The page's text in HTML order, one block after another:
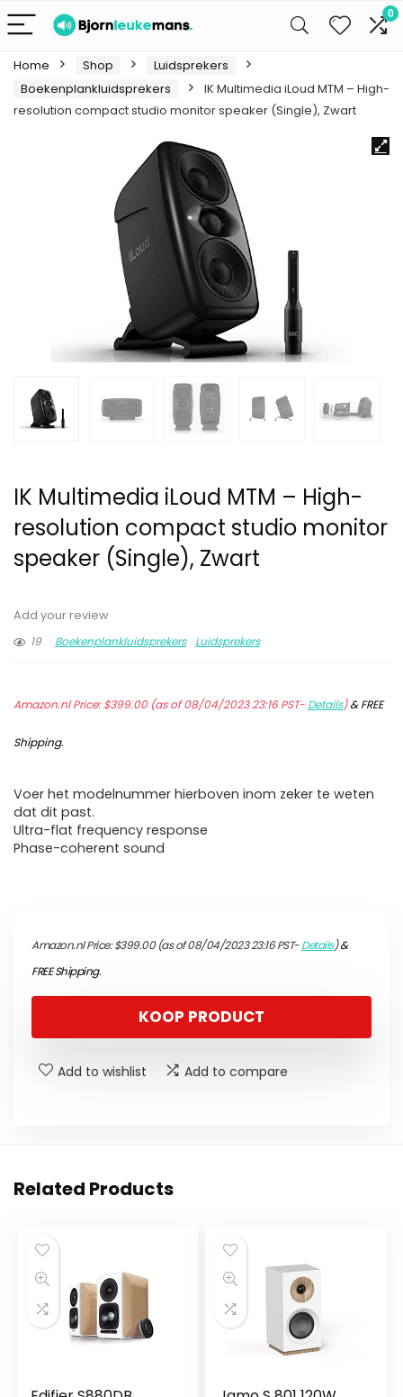
0
Home Shop
Luidsprekers
Boekenplankluidsprekers
IK Multimedia iLoud MTM – High-
resolution compact studio monitor speaker (Single), Zwart
IK Multimedia iLoud MTM – High-
resolution compact studio monitor
speaker (Single), Zwart
Add your review
19
Boekenplankluidsprekers Luidsprekers
Amazon.nl Price:$399.00(as of 08/04/2023 23:16 PST- Details)&FREE
Shipping.
Voer het modelnummer hierboven inom zeker te weten
dat dit past.
Ultra-flat frequency response
Phase-coherent sound
Amazon.nl Price:$399.00(as of 08/04/2023 23:16 PST-Details)&
FREE Shipping.
KOOP PRODUCT
Add to wishlist Add to compare
Related Products